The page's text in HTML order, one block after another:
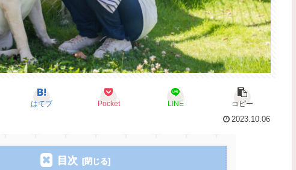
はてブ Pocket LINE
コピー
2023.10.06
目次